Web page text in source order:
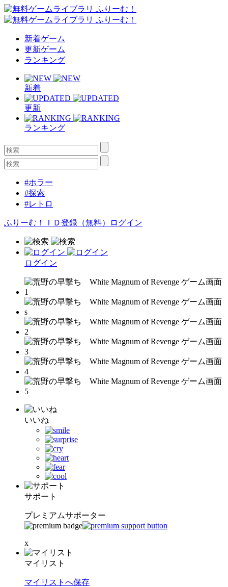
新着ゲーム
更新ゲーム
ランキング
新着
更新
ランキング
#ホラー
#探索
#レトロ
ふりーむ！ＩＤ登録（無料） ログイン
ログイン
いいね
サポート
プレミアムサポーター
x
マイリスト
マイリストへ保存